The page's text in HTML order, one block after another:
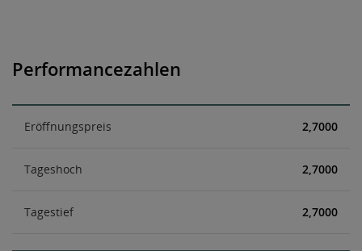
Performancezahlen
Eröffnungspreis 2,7000
Tageshoch 2,7000
Tagestief 2,7000